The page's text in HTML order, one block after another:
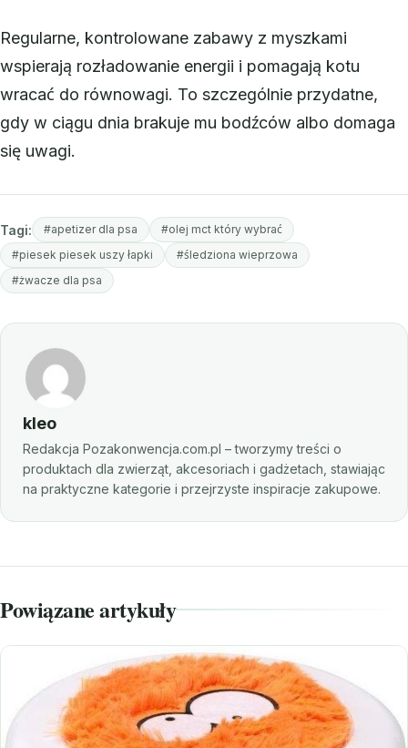
Regularne, kontrolowane zabawy z myszkami
wspierają rozładowanie energii i pomagają kotu
wracać do równowagi. To szczególnie przydatne,
gdy w ciągu dnia brakuje mu bodźców albo domaga
się uwagi.
Tagi: #apetizer dla psa
#olej mct który wybrać
#piesek piesek uszy łapki
#śledziona wieprzowa
#żwacze dla psa
kleo
Redakcja Pozakonwencja.com.pl – tworzymy treści o
produktach dla zwierząt, akcesoriach i gadżetach, stawiając
na praktyczne kategorie i przejrzyste inspiracje zakupowe.
Powiązane artykuły